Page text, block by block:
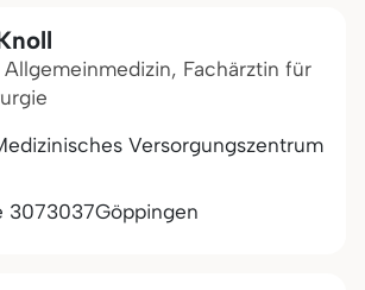
Fachärztin für
Versorgungszentrum
3073037Göppingen